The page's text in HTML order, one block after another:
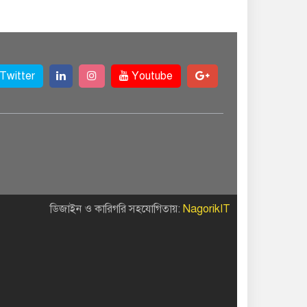
Twitter Youtube
ডিজাইন ও কারিগরি সহযোগিতায়: NagorikIT